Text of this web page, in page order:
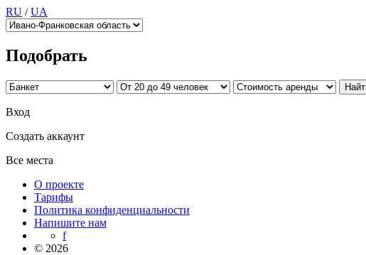
RU /UA
Подобрать
Вход
Создать аккаунт
Все места
О проекте
Тарифы
Политика конфиденциальности
Напишите нам
f
© 2026